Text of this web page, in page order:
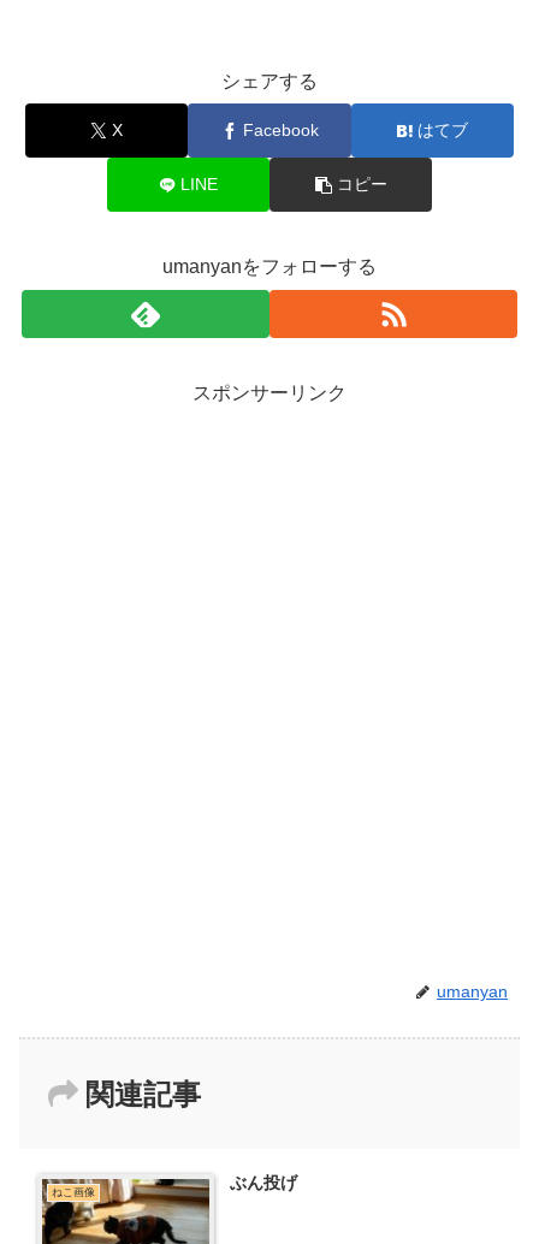
シェアする
X Facebook はてブ
LINE コピー
umanyanをフォローする
スポンサーリンク
umanyan
関連記事
ねこ画像 ぶん投げ